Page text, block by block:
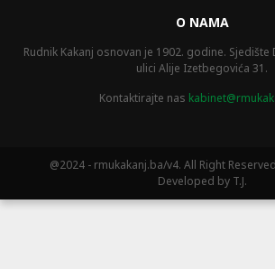
O NAMA
Rudnik Kakanj osnovan je 1902. godine. Sjedište
ulici Alije Izetbegovića 31.
Kontaktirajte nas
@2024 - rmukakanj.ba/v4. All Right
Developed by T.J.